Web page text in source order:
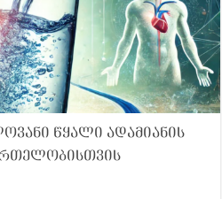
წყალი ადამიანის